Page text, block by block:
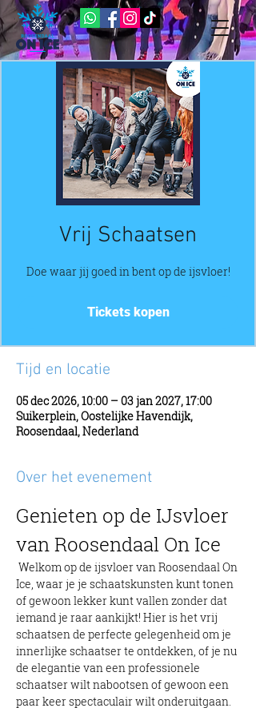
Vrij Schaatsen
Doe waar jij goed in bent op de ijsvloer!
Tickets kopen
Tijd en locatie
05 dec 2026, 10:00 – 03 jan 2027, 17:00
Suikerplein, Oostelijke Havendijk,
Roosendaal, Nederland
Over het evenement
Genieten op de IJsvloer
van Roosendaal On Ice
Ice, waar je je schaatskunsten kunt tonen
of gewoon lekker kunt vallen zonder dat
iemand je raar aankijkt! Hier is het vrij
schaatsen de perfecte gelegenheid om je
innerlijke schaatser te ontdekken, of je nu
de elegantie van een professionele
schaatser wilt nabootsen of gewoon een
paar keer spectaculair wilt onderuitgaan.